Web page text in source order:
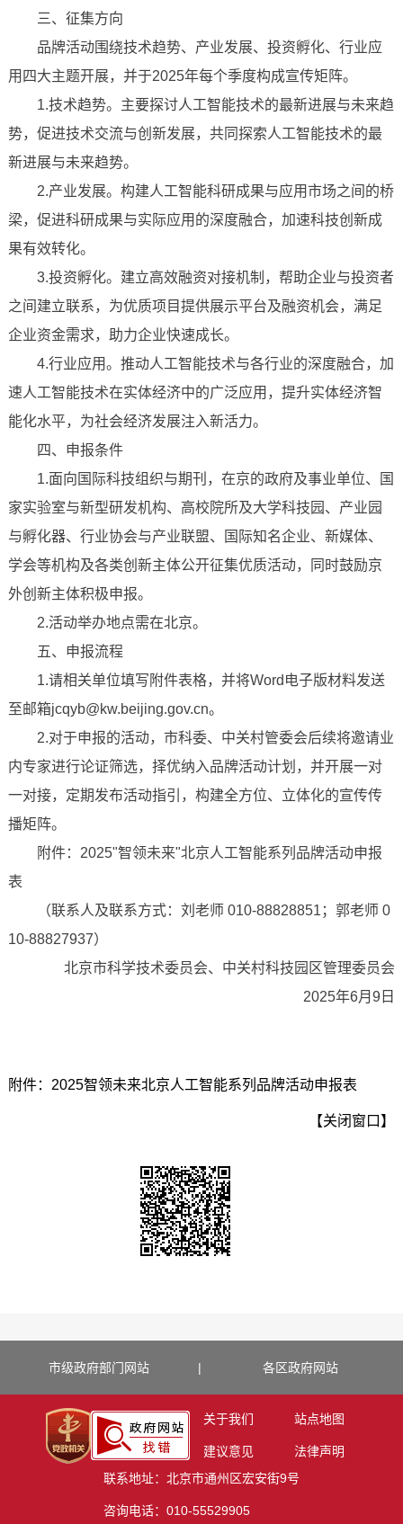
三、征集方向
品牌活动围绕技术趋势、产业发展、投资孵化、行业应
用四大主题开展，并于2025年每个季度构成宣传矩阵。
1.技术趋势。主要探讨人工智能技术的最新进展与未来趋
势，促进技术交流与创新发展，共同探索人工智能技术的最
新进展与未来趋势。
2.产业发展。构建人工智能科研成果与应用市场之间的桥
梁，促进科研成果与实际应用的深度融合，加速科技创新成
果有效转化。
3.投资孵化。建立高效融资对接机制，帮助企业与投资者
之间建立联系，为优质项目提供展示平台及融资机会，满足
企业资金需求，助力企业快速成长。
4.行业应用。推动人工智能技术与各行业的深度融合，加
速人工智能技术在实体经济中的广泛应用，提升实体经济智
能化水平，为社会经济发展注入新活力。
四、申报条件
1.面向国际科技组织与期刊，在京的政府及事业单位、国
家实验室与新型研发机构、高校院所及大学科技园、产业园
与孵化器、行业协会与产业联盟、国际知名企业、新媒体、
学会等机构及各类创新主体公开征集优质活动，同时鼓励京
外创新主体积极申报。
2.活动举办地点需在北京。
五、申报流程
1.请相关单位填写附件表格，并将Word电子版材料发送
至邮箱jcqyb@kw.beijing.gov.cn。
2.对于申报的活动，市科委、中关村管委会后续将邀请业
内专家进行论证筛选，择优纳入品牌活动计划，并开展一对
一对接，定期发布活动指引，构建全方位、立体化的宣传传
播矩阵。
附件：2025"智领未来"北京人工智能系列品牌活动申报
表
（联系人及联系方式：刘老师 010-88828851；郭老师 0
10-88827937）
北京市科学技术委员会、中关村科技园区管理委员会
2025年6月9日
附件：2025智领未来北京人工智能系列品牌活动申报表
【关闭窗口】
市级政府部门网站 | 各区政府网站
关于我们 站点地图
建议意见
法律声明
联系地址：北京市通州区宏安街9号
咨询电话：010-55529905